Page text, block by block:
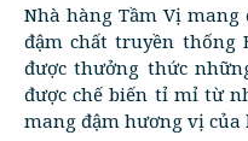
Nhà hàng Tầm Vị
đậm chất truyền thống
được thưởng thức
được chế biến tỉ mỉ từ
mang đậm hương vị của